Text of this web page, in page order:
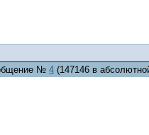
№ 4 (147146 в